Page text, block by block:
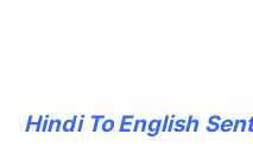
Hindi To English